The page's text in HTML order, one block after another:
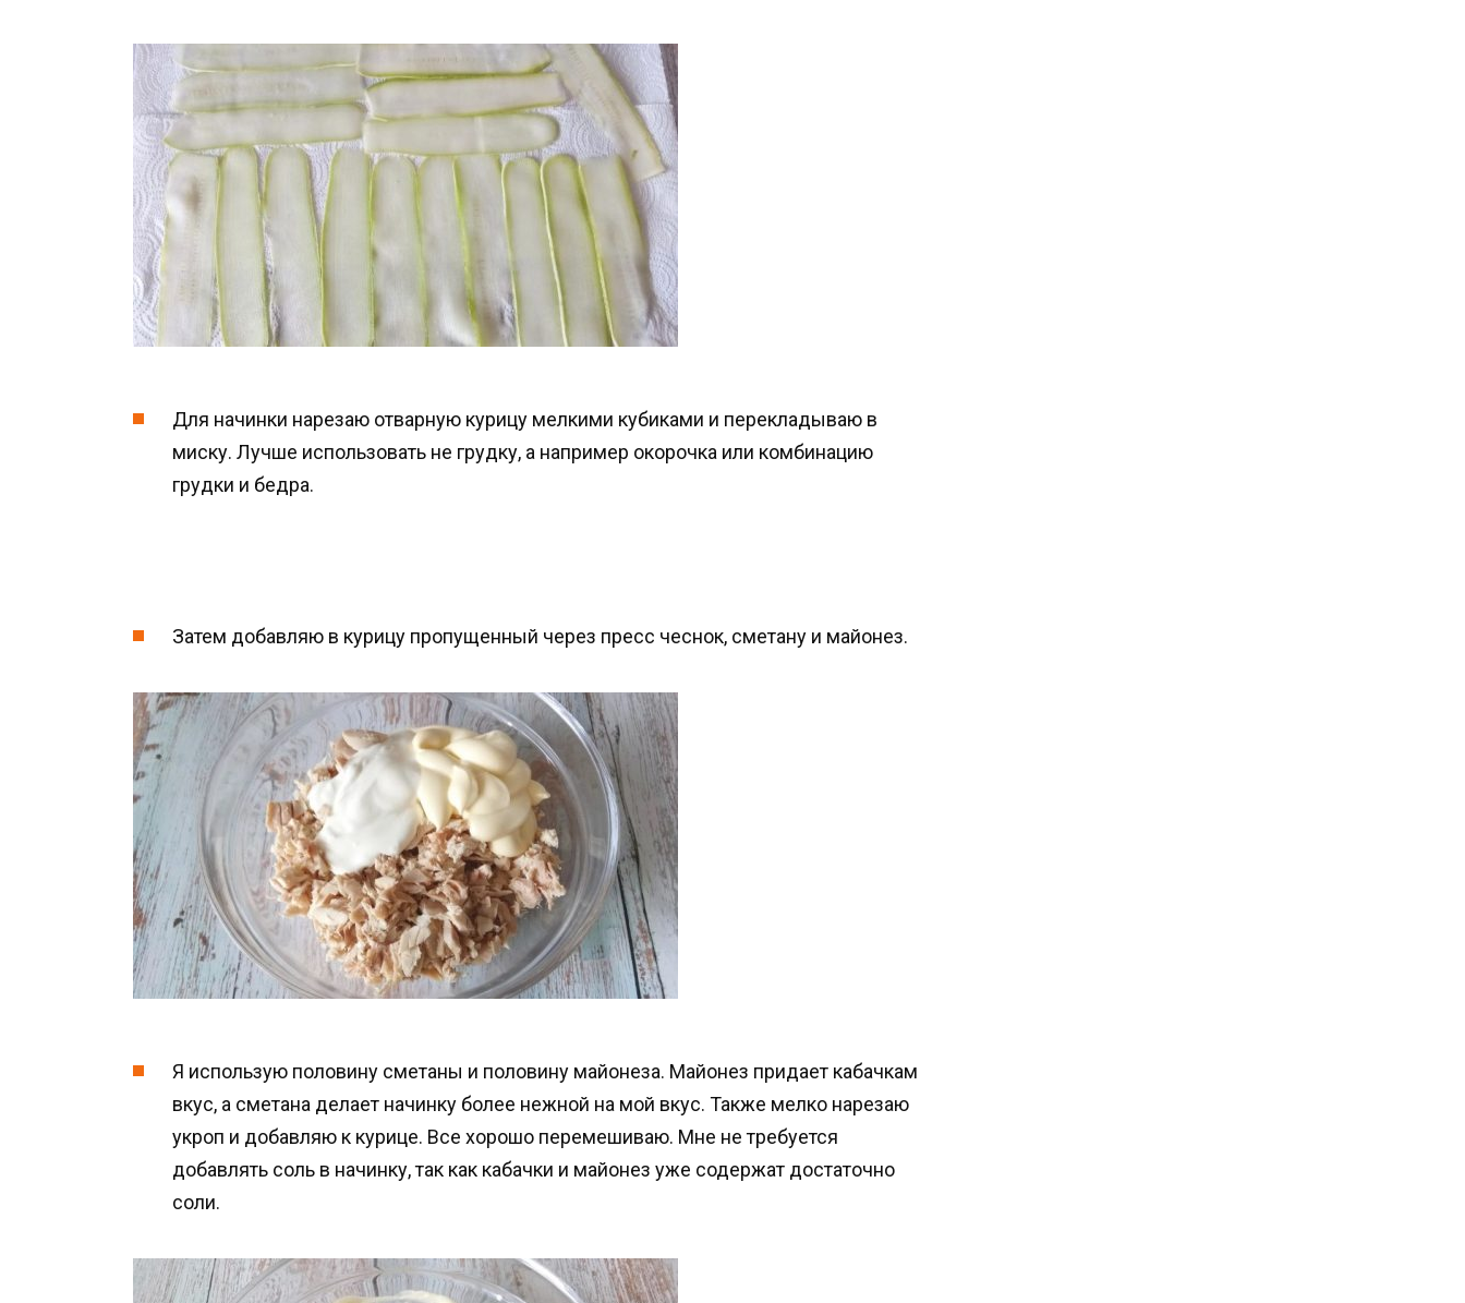
Для начинки нарезаю отварную курицу мелкими кубиками и перекладываю в
миску. Лучше использовать не грудку, а например окорочка или комбинацию
грудки и бедра.
Затем добавляю в курицу пропущенный через пресс чеснок, сметану и майонез.
Я использую половину сметаны и половину майонеза. Майонез придает кабачкам
вкус, а сметана делает начинку более нежной на мой вкус. Также мелко нарезаю
укроп и добавляю к курице. Все хорошо перемешиваю. Мне не требуется
добавлять соль в начинку, так как кабачки и майонез уже содержат достаточно
соли.